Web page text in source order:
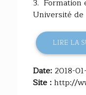
3. Formation
Université de
LIRE LA
Date: 2018-
Site :http://